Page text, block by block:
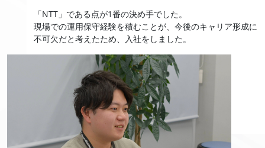
「NTT」である点が1番の決め手でした。
現場での運用保守経験を積むことが、今後のキャリア形成に
不可欠だと考えたため、入社をしました。